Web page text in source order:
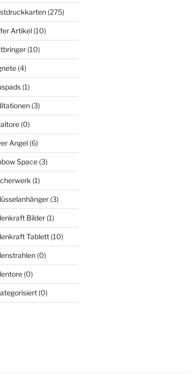
(275)
Artikel (10)
(10)
(4)
(1)
(3)
(0)
Angel (6)
Space (3)
(1)
(3)
Bilder (1)
Tablett (10)
(0)
(0)
(0)